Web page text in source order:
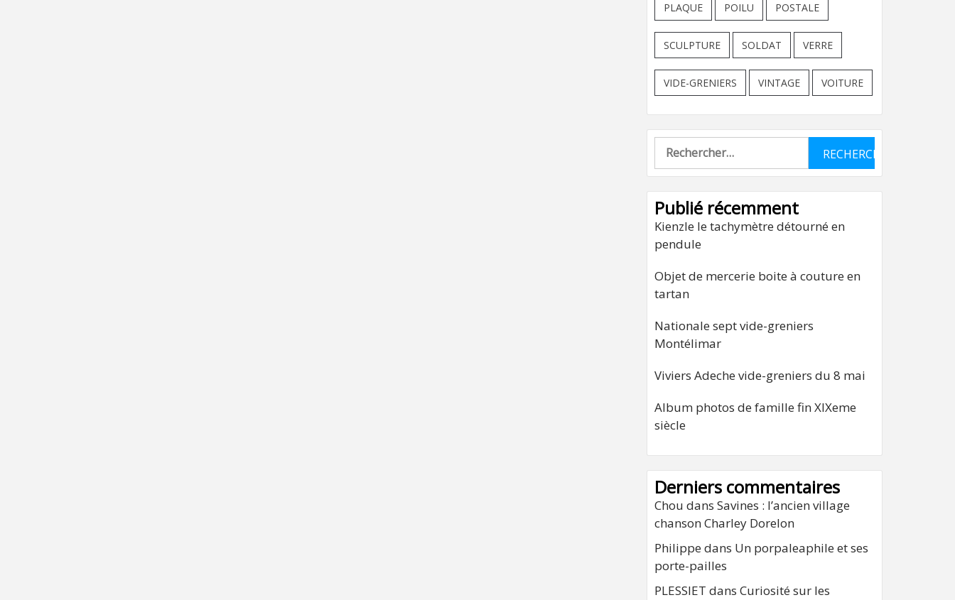
PLAQUE POILU POSTALE
SCULPTURE SOLDAT VERRE
VIDE-GRENIERS VINTAGE VOITURE
Rechercher :
Publié récemment
Kienzle le tachymètre détourné en
pendule
Objet de mercerie boite à couture en
tartan
Nationale sept vide-greniers
Montélimar
Viviers Adeche vide-greniers du 8 mai
Album photos de famille fin XIXeme
siècle
Derniers commentaires
Chou dans Savines : l’ancien village
chanson Charley Dorelon
Philippe dans Un porpaleaphile et ses
porte-pailles
PLESSIET dans Curiosité sur les